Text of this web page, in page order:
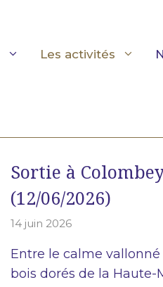
Les activités
Sortie à
(12/06/2026)
14 juin 2026
Entre le calme
bois dorés de la Haute-